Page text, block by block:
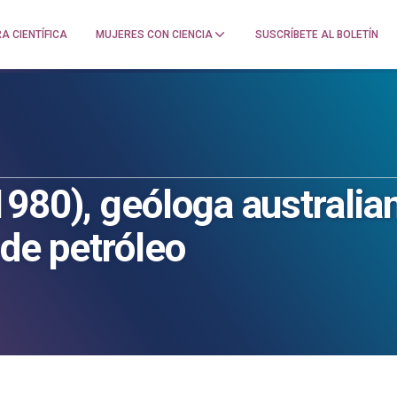
CIENTÍFICA MUJERES CON CIENCIA SUSCRÍBETE AL BOLETÍN
geóloga
petróleo